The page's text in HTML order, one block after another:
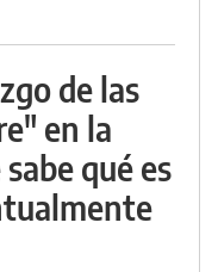
de las
en la
qué es